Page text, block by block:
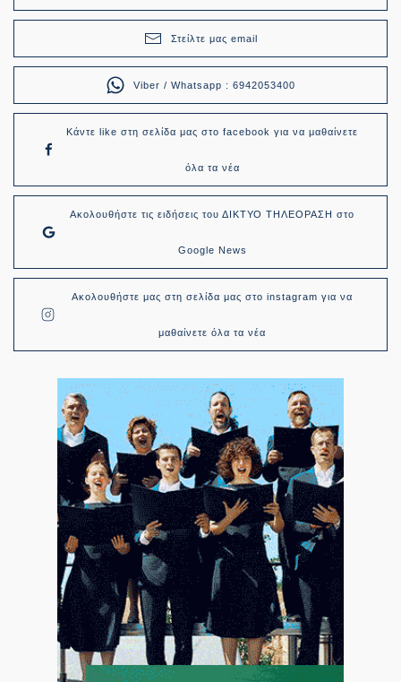
Στείλτε μας email
Viber / Whatsapp : 6942053400
Κάντε like στη σελίδα μας στο facebook για να μαθαίνετε
όλα τα νέα
Ακολουθήστε τις ειδήσεις του ΔΙΚΤΥΟ ΤΗΛΕΟΡΑΣΗ στο
Google News
Ακολουθήστε μας στη σελίδα μας στο instagram για να
μαθαίνετε όλα τα νέα